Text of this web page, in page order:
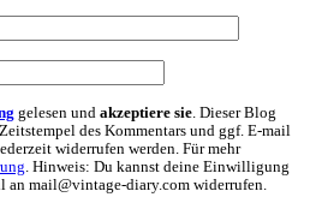
gelesen und akzeptiere sie. Dieser Blog
des Kommentars und ggf. E-mail
widerrufen werden. Für mehr
. Hinweis: Du kannst deine Einwilligung
an mail@vintage-diary.com widerrufen.